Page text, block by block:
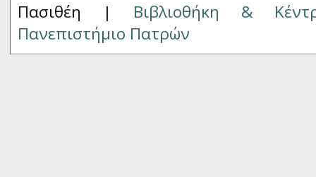
Πασιθέη | Βιβλιοθήκη &
Πανεπιστήμιο Πατρών